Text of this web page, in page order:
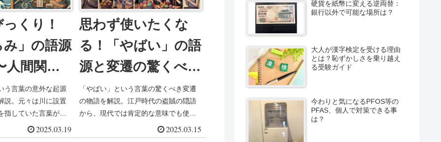
くり！
み」の語源
人間関係
す言葉の
り〜
う言葉の意外な起源
説。元々は川に設置
指していた言葉が、
係の束縛を表す比喩
。平安時代の和歌か
2025.03.19
思わず使いたくな
る！「やばい」の語
源と変遷の驚くべき
物語
「やばい」という言葉の驚くべき変遷
の物語を解説。江戸時代の盗賊の隠語
から、現代では肯定的な意味でも使わ
れるようになった「やばい」の語源と
歴史を探ります。祖父と孫の会話形式
2025.03.15
硬貨を紙幣に変える逆両替：
銀行以外で可能な場所は？
大人が漢字検定を受ける理由
とは？恥ずかしさを乗り越え
る受験ガイド
今わりと気になるPFOS等の
PFAS、個人で対策できる事
は？